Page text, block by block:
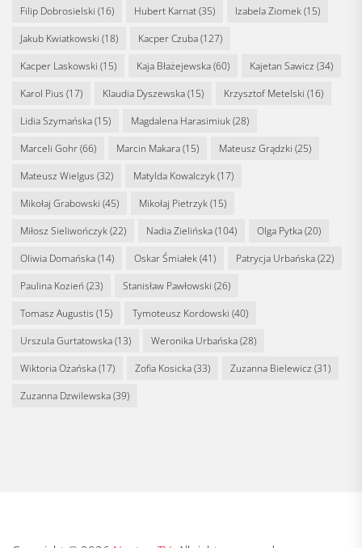
Filip Dobrosielski (16) Hubert Karnat(35) Izabela Ziomek(15)
Jakub Kwiatkowski (18) Kacper Czuba(127)
Kacper Laskowski (15) Kaja Błażejewska(60) Kajetan Sawicz (34)
Karol Pius (17) Klaudia Dyszewska(15) Krzysztof Metelski (16)
Lidia Szymańska(15) Magdalena Harasimiuk(28)
Marceli Gohr(66) Marcin Makara(15) Mateusz Grądzki (25)
Mateusz Wielgus (32) Matylda Kowalczyk(17)
Mikołaj Grabowski (45) Mikołaj Pietrzyk(15)
Miłosz Sieliwończyk(22) Nadia Zielińska(104) Olga Pytka(20)
Oliwia Domańska(14) Oskar Śmiałek(41) Patrycja Urbańska(22)
Paulina Kozień (23) Stanisław Pawłowski (26)
Tomasz Augustis (15) Tymoteusz Kordowski (40)
Urszula Gurtatowska(13) Weronika Urbańska(28)
Wiktoria Ożańska(17) Zofia Kosicka(33) Zuzanna Bielewicz (31)
Zuzanna Dzwilewska(39)